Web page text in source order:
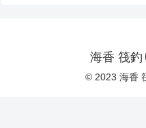
海香 筏釣
© 2023 海香